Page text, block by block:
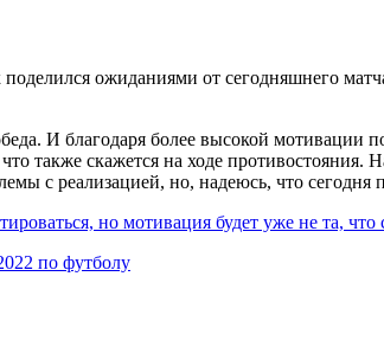
ожиданиями от сегодняшнего
И благодаря более высокой мотивации
также скажется на ходе
с реализацией, но, надеюсь, что сегодня
но мотивация будет уже не та,
по футболу